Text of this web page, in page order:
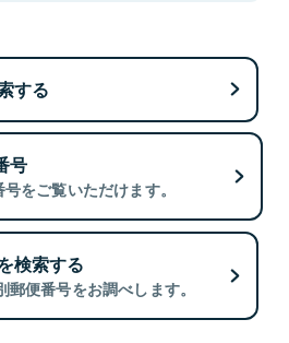
する
号
をご覧いただけます。
検索する
便番号をお調べします。